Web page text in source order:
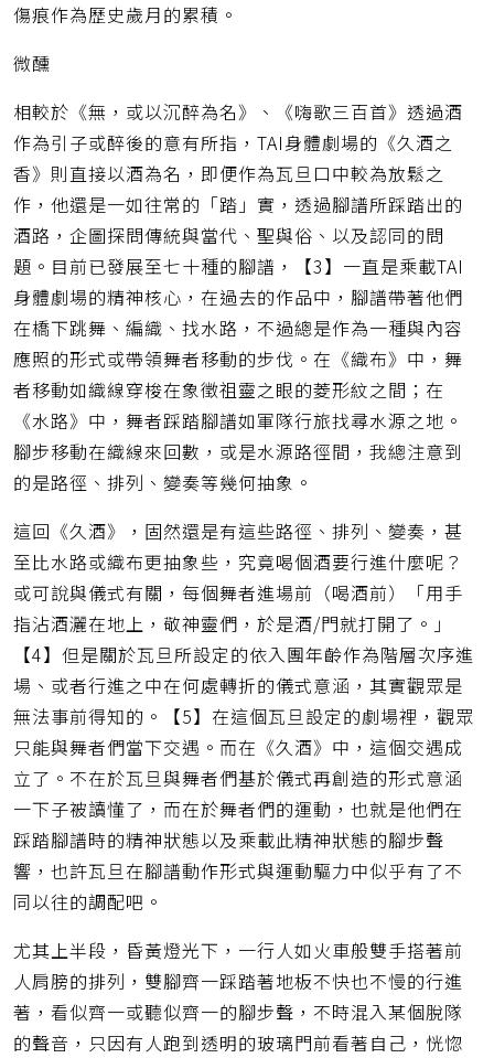
傷痕作為歷史歲月的累積。
微醺
相較於《無，或以沉醉為名》、《嗨歌三百首》透過酒
作為引子或醉後的意有所指，TAI身體劇場的《久酒之
香》則直接以酒為名，即便作為瓦旦口中較為放鬆之
作，他還是一如往常的「踏」實，透過腳譜所踩踏出的
酒路，企圖探問傳統與當代、聖與俗、以及認同的問
題。目前已發展至七十種的腳譜，【3】一直是乘載TAI
身體劇場的精神核心，在過去的作品中，腳譜帶著他們
在橋下跳舞、編織、找水路，不過總是作為一種與內容
應照的形式或帶領舞者移動的步伐。在《織布》中，舞
者移動如織線穿梭在象徵祖靈之眼的菱形紋之間；在
《水路》中，舞者踩踏腳譜如軍隊行旅找尋水源之地。
腳步移動在織線來回數，或是水源路徑間，我總注意到
的是路徑、排列、變奏等幾何抽象。
這回《久酒》，固然還是有這些路徑、排列、變奏，甚
至比水路或織布更抽象些，究竟喝個酒要行進什麼呢？
或可說與儀式有關，每個舞者進場前（喝酒前）「用手
指沾酒灑在地上，敬神靈們，於是酒/門就打開了。」
【4】但是關於瓦旦所設定的依入團年齡作為階層次序進
場、或者行進之中在何處轉折的儀式意涵，其實觀眾是
無法事前得知的。【5】在這個瓦旦設定的劇場裡，觀眾
只能與舞者們當下交遇。而在《久酒》中，這個交遇成
立了。不在於瓦旦與舞者們基於儀式再創造的形式意涵
一下子被讀懂了，而在於舞者們的運動，也就是他們在
踩踏腳譜時的精神狀態以及乘載此精神狀態的腳步聲
響，也許瓦旦在腳譜動作形式與運動驅力中似乎有了不
同以往的調配吧。
尤其上半段，昏黃燈光下，一行人如火車般雙手搭著前
人肩膀的排列，雙腳齊一踩踏著地板不快也不慢的行進
著，看似齊一或聽似齊一的腳步聲，不時混入某個脫隊
的聲音，只因有人跑到透明的玻璃門前看著自己，恍惚